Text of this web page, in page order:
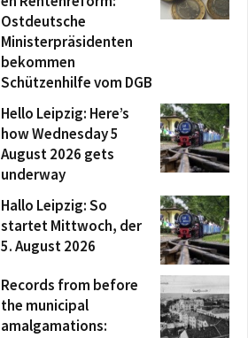
Ostdeutsche
Ministerpräsidenten
bekommen
Schützenhilfe vom DGB
Hello Leipzig: Here’s
how Wednesday 5
August 2026 gets
underway
Hallo Leipzig: So
startet Mittwoch, der
5. August 2026
Records from before
the municipal
amalgamations: